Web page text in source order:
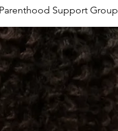
Parenthood Support Group